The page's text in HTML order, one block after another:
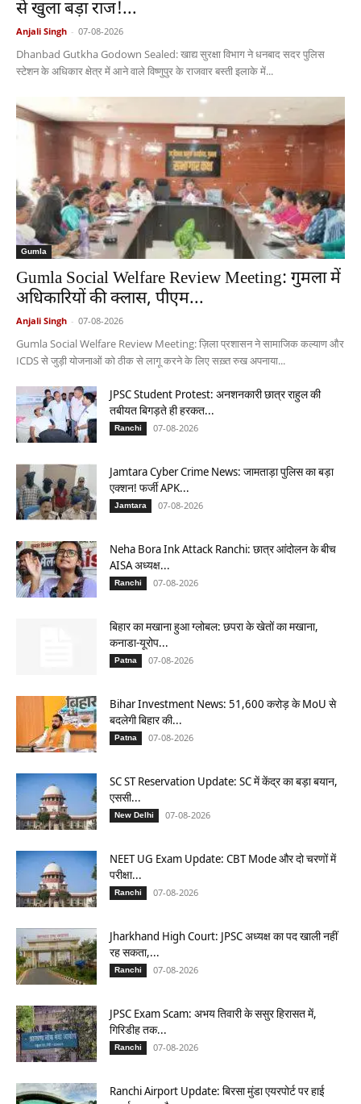
से खुला बड़ा राज!...
Anjali Singh - 07-08-2026
Dhanbad Gutkha Godown Sealed: खाद्य सुरक्षा विभाग ने धनबाद सदर पुलिस
स्टेशन के अधिकार क्षेत्र में आने वाले विष्णुपुर के राजवार बस्ती इलाके में...
Gumla
Gumla Social Welfare Review Meeting: गुमला में
अधिकारियों की क्लास, पीएम...
Anjali Singh - 07-08-2026
Gumla Social Welfare Review Meeting: ज़िला प्रशासन ने सामाजिक कल्याण और
ICDS से जुड़ी योजनाओं को ठीक से लागू करने के लिए सख़्त रुख अपनाया...
JPSC Student Protest: अनशनकारी छात्र राहुल की
तबीयत बिगड़ते ही हरकत...
Ranchi 07-08-2026
Jamtara Cyber Crime News: जामताड़ा पुलिस का बड़ा
एक्शन! फर्जी APK...
Jamtara 07-08-2026
Neha Bora Ink Attack Ranchi: छात्र आंदोलन के बीच
AISA अध्यक्ष...
Ranchi 07-08-2026
बिहार का मखाना हुआ ग्लोबल: छपरा के खेतों का मखाना,
कनाडा-यूरोप...
Patna 07-08-2026
Bihar Investment News: 51,600 करोड़ के MoU से
बदलेगी बिहार की...
Patna 07-08-2026
SC ST Reservation Update: SC में केंद्र का बड़ा बयान,
एससी...
New Delhi 07-08-2026
NEET UG Exam Update: CBT Mode और दो चरणों में
परीक्षा...
Ranchi 07-08-2026
Jharkhand High Court: JPSC अध्यक्ष का पद खाली नहीं
रह सकता,...
Ranchi 07-08-2026
JPSC Exam Scam: अभय तिवारी के ससुर हिरासत में,
गिरिडीह तक...
Ranchi 07-08-2026
Ranchi Airport Update: बिरसा मुंडा एयरपोर्ट पर हाई